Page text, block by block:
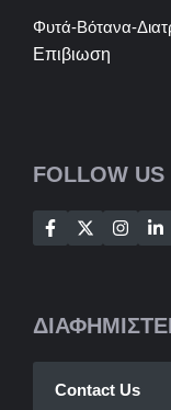
Φυτά-Βότανα-
Επιβιωση
FOLLOW US
Contact Us